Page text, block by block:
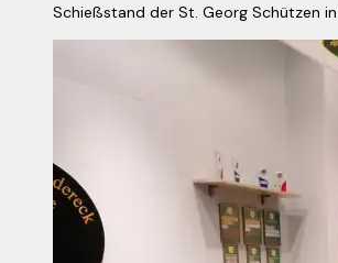
Schießstand der St. Georg Schützen